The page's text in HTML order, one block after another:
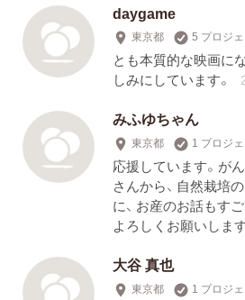
daygame
東京都 5 プロジ
とも本質的な映画に
しみにしています。
みふゆちゃん
東京都 1 プロジ
応援しています。が
さんから、 自然栽培
に、 お産のお話もす
よろしくお願いしま
大谷 真也
東京都 1 プロジ